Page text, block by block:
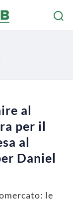
al
per il
al
Daniel
le